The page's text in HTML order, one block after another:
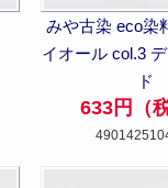
みや古染 eco染
イオール col.3
ド
633円（